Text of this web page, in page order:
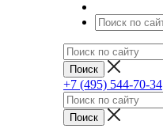
+7 (495) 544-70-34